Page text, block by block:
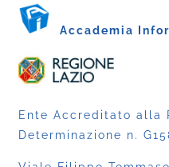
Accademia
Ente Accreditato alla
Determinazione n.